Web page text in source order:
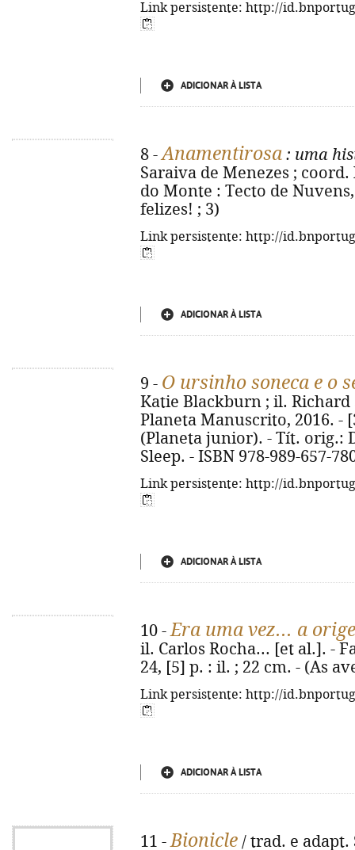
Link persistente: http://
ADICIONAR À LISTA
8 -Anamentirosa : uma
Saraiva de Menezes ;
do Monte : Tecto de
felizes! ; 3)
Link persistente: http://
ADICIONAR À LISTA
9 - O ursinho soneca e o
Katie Blackburn ; il. Richard
Planeta Manuscrito, 2016. -
(Planeta junior). - Tít. orig.:
Sleep. - ISBN 978-989-657-
Link persistente: http://
ADICIONAR À LISTA
10 -Era uma vez... a
il. Carlos Rocha... [et al.]. -
24, [5] p. : il. ; 22 cm. - (As
Link persistente: http://
ADICIONAR À LISTA
11 -Bionicle / trad. e adapt.